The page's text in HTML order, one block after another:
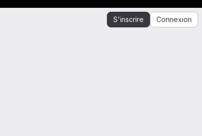
S'inscrire Connexion